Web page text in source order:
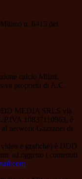
n. 6415 del
calcio Milan.
proprietà di A.C.
MEDIA SRLS via
10837110963, è
network Gazzanet di
e grafiche) è DDD
ad oggetto i contenuti